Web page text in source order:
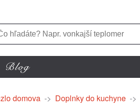
domova -> Doplnky do kuchyne ->